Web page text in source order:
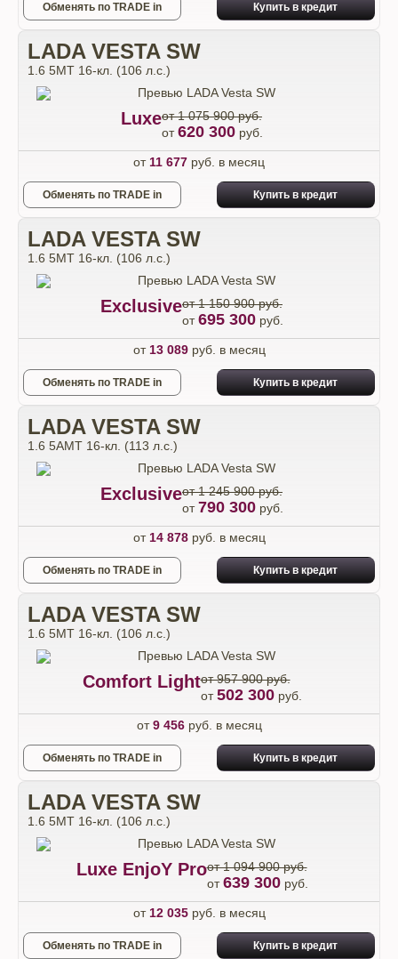
Обменять по TRADE in Купить в кредит
LADA VESTA SW
1.6 5MT 16-кл. (106 л.с.)
Luxeот 1 075 900 руб.
от620 300 руб.
от 11 677 руб. в месяц
Обменять по TRADE in Купить в кредит
LADA VESTA SW
1.6 5MT 16-кл. (106 л.с.)
Exclusiveот 1 150 900 руб.
от695 300 руб.
от 13 089руб. в месяц
Обменять по TRADE in Купить в кредит
LADA VESTA SW
1.6 5AMT 16-кл. (113 л.с.)
Exclusiveот 1 245 900 руб.
от790 300 руб.
от 14 878руб. в месяц
Обменять по TRADE in Купить в кредит
LADA VESTA SW
1.6 5MT 16-кл. (106 л.с.)
Comfort Lightот 957 900 руб.
от502 300руб.
от9 456руб. в месяц
Обменять по TRADE in Купить в кредит
LADA VESTA SW
1.6 5MT 16-кл. (106 л.с.)
Luxe EnjoY Proот 1 094 900 руб.
от639 300руб.
от 12 035руб. в месяц
Обменять по TRADE in Купить в кредит